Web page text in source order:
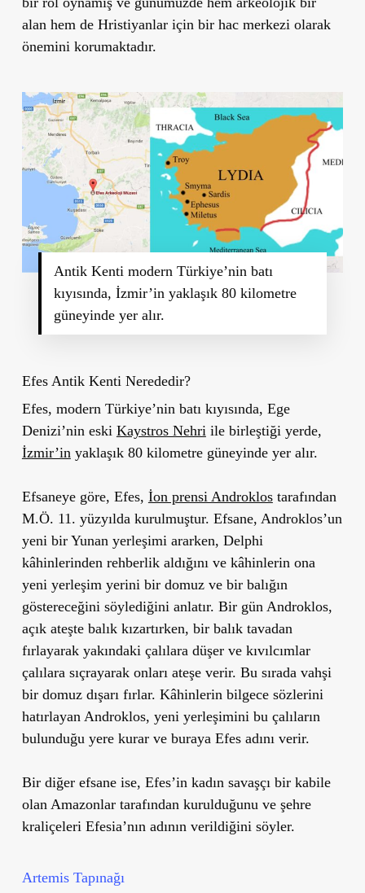
alan hem de Hristiyanlar için bir hac merkezi olarak
önemini korumaktadır.
Antik Kenti modern Türkiye’nin batı
kıyısında, İzmir’in yaklaşık 80 kilometre
güneyinde yer alır.
Efes Antik Kenti Nerededir?
Efes, modern Türkiye’nin batı kıyısında, Ege
Denizi’nin eski Kaystros Nehri ile birleştiği yerde,
İzmir’in yaklaşık 80 kilometre güneyinde yer alır.
Efsaneye göre, Efes, İon prensi Androklostarafından
M.Ö. 11. yüzyılda kurulmuştur. Efsane, Androklos’un
yeni bir Yunan yerleşimi ararken, Delphi
kâhinlerinden rehberlik aldığını ve kâhinlerin ona
yeni yerleşim yerini bir domuz ve bir balığın
göstereceğini söylediğini anlatır. Bir gün Androklos,
açık ateşte balık kızartırken, bir balık tavadan
fırlayarak yakındaki çalılara düşer ve kıvılcımlar
çalılara sıçrayarak onları ateşe verir. Bu sırada vahşi
bir domuz dışarı fırlar. Kâhinlerin bilgece sözlerini
hatırlayan Androklos, yeni yerleşimini bu çalıların
bulunduğu yere kurar ve buraya Efes adını verir.
Bir diğer efsane ise, Efes’in kadın savaşçı bir kabile
olan Amazonlar tarafından kurulduğunu ve şehre
kraliçeleri Efesia’nın adının verildiğini söyler.
Artemis Tapınağı